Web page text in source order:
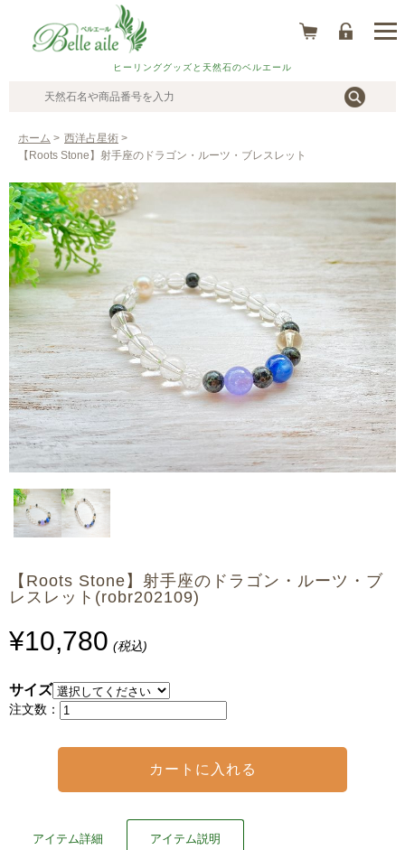
ヒーリンググッズと天然石のベルエール
ホーム > 西洋占星術 >
【Roots Stone】射手座のドラゴン・ルーツ・ブレスレット
【Roots Stone】射手座のドラゴン・ルーツ・ブ
レスレット(robr202109)
¥10,780 (税込)
サイズ
注文数：
アイテム詳細 アイテム説明